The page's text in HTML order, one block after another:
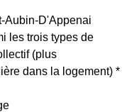
Aubin-D'Appenai
les trois types de
(plus
dans la logement) *